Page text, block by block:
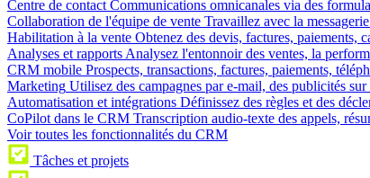
Centre de contact Communications omnicanales via des
Collaboration de l'équipe de vente Travaillez avec la
Habilitation à la vente Obtenez des devis, factures, paiements,
Analyses et rapports Analysez l'entonnoir des ventes, la
CRM mobile Prospects, transactions, factures, paiements,
Marketing Utilisez des campagnes par e-mail, des publicités
Automatisation et intégrations Définissez des règles et des
CoPilot dans le CRM Transcription audio-texte des appels,
Voir toutes les fonctionnalités du CRM
Tâches et projets